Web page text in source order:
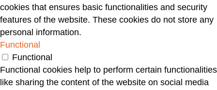
cookies that ensures basic functionalities and security
features of the website. These cookies do not store any
personal information.
Functional
Functional
Functional cookies help to perform certain functionalities
like sharing the content of the website on social media